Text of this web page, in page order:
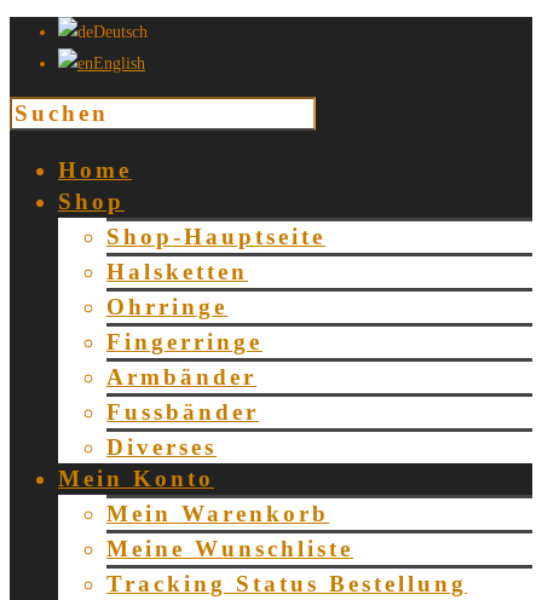
Deutsch
English
Home
Shop
Shop-Hauptseite
Halsketten
Ohrringe
Fingerringe
Armbänder
Fussbänder
Diverses
Mein Konto
Mein Warenkorb
Meine Wunschliste
Tracking Status Bestellung